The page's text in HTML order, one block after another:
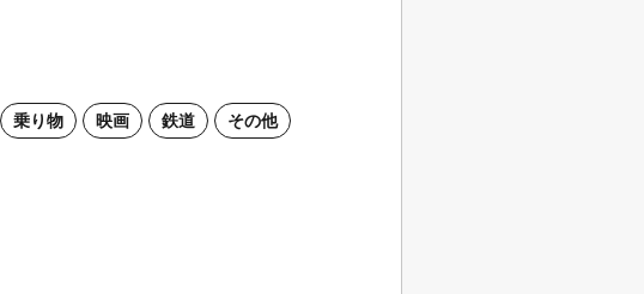
乗り物 映画 鉄道 その他